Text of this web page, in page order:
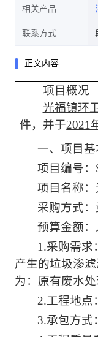
相关产品
联系方式
正文内容
项目概况
光福镇环
件，并于2021
一、项目
项目编号
项目名称
采购方式
预算金额
1.采购需求
产生的垃圾渗滤
为：原有废水
2.工程地点：
3.承包方式